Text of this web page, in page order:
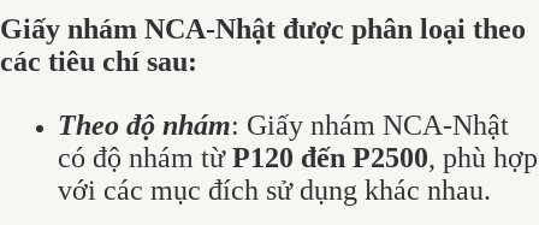
Giấy nhám NCA-Nhật được phân loại theo
các tiêu chí sau:
Theo độ nhám: Giấy nhám NCA-Nhật
có độ nhám từP120 đến P2500, phù hợp
với các mục đích sử dụng khác nhau.